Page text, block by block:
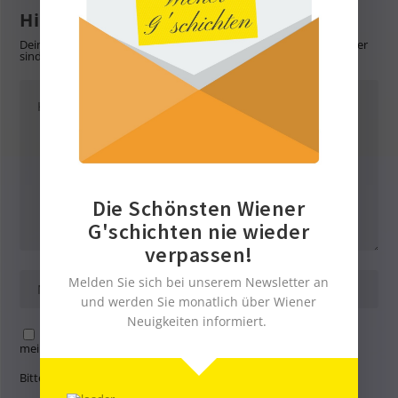
Hinterlasse eine Antwort
Deine E-Mail-Adresse wird nicht veröffentlicht. Erforderliche Felder
sind mit
meinen nächsten Kommentar speichern.
Bitte gib eine Antwort in Ziffern ein:
Die Schönsten Wiener
G'schichten nie wieder
verpassen!
Melden Sie sich bei unserem Newsletter an
und werden Sie monatlich über Wiener
Neuigkeiten informiert.